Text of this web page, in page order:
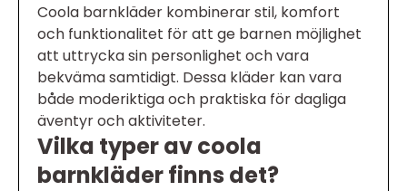
Coola barnkläder kombinerar stil, komfort
och funktionalitet för att ge barnen möjlighet
att uttrycka sin personlighet och vara
bekväma samtidigt. Dessa kläder kan vara
både moderiktiga och praktiska för dagliga
äventyr och aktiviteter.
Vilka typer av coola
barnkläder finns det?